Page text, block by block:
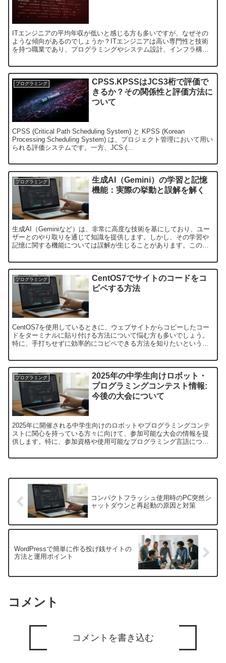
ITエンジニアの平均年収が低いと感じる方も多いですが、なぜその
ような傾向があるのでしょうか？ITエンジニアは高い専門性と技術
を持つ職業であり、プログラミングやシステム設計、インフラ構築
プログラミング
CPSS.KPSSはJCS3桁で評価で
きるか？その関係性と評価方法に
ついて
CPSS (Critical Path Scheduling System) と KPSS (Korean
Processing Scheduling System) は、プロジェクト管理において用い
られる評価システムです。一方、JCS (...
プログラミング
生成AI（Gemini）の学習と記憶
機能：実際の挙動と誤解を解く
生成AI（Geminiなど）は、非常に高度な技術を基にしており、ユー
ザーとのやり取りを通じて知識を提供します。しかし、その学習や
記憶に関する機能については誤解が生じることがあります。この記
プログラミング
CentOS7でサイトのコードをコ
ピペする方法
CentOS7を使用しているときに、ウェブサイトからコピーしたコー
ドをターミナルに貼り付ける方法について悩む方も多いでしょう。
特に、手打ちせずに効率的にコピペできる方法を知りたいという質
プログラミング
2025年の中学生向けロボット・
プログラミングコンテスト情報:
今後の大会について
2025年に開催される中学生向けのロボットやプログラミングコンテ
ストに関心を持っている方々に向けて、参加可能な大会の情報を提
供します。特に、参加資格や使用可能なプログラミング言語につい
コンパクトフラッシュ使用時のPC突然シ
ャットダウンと再起動の原因と対策
WordPressで簡単に作る投げ銭サイトの
方法と運用ポイント
コメント
コメントを書き込む